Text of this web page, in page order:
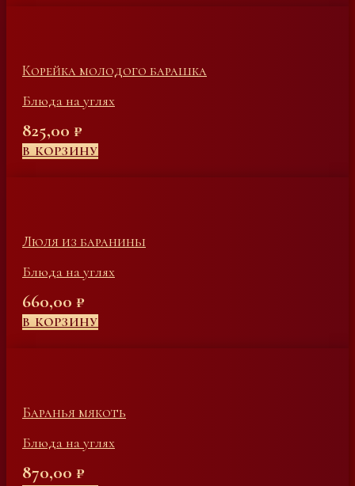
Корейка молодого барашка
Блюда на углях
825,00 ₽
В КОРЗИНУ
Люля из баранины
Блюда на углях
660,00 ₽
В КОРЗИНУ
Баранья мякоть
Блюда на углях
870,00 ₽